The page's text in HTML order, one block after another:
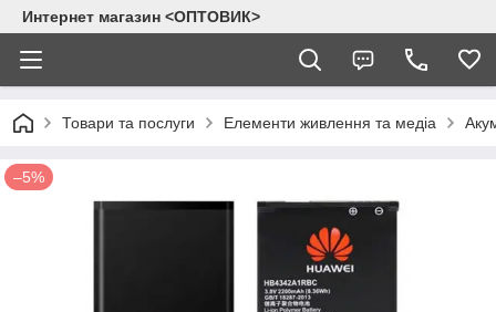
Интернет магазин <ОПТОВИК>
Товари та послуги Елементи живлення та медіа
–5%